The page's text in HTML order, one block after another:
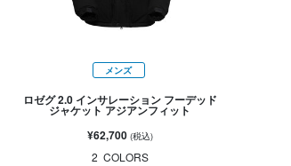
メンズ
ロゼグ 2.0 インサレーション フーデッド
ジャケット アジアンフィット
¥62,700 (税込)
2 COLORS